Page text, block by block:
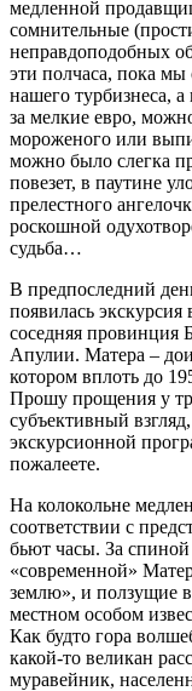
медленной
сомнительные
неправдоподобных
эти полчаса, пока мы
нашего турбизнеса,
за мелкие евро,
мороженого или
можно было слегка
повезет, в паутине
прелестного
роскошной
судьба…
В предпоследний
появилась
соседняя провинция
Апулии. Матера –
котором вплоть до
Прошу прощения у
субъективный
экскурсионной
пожалеете.
На колокольне
соответствии с
бьют часы. За
«современной»
землю», и ползущие
местном особом
Как будто гора
какой-то великан
муравейник,